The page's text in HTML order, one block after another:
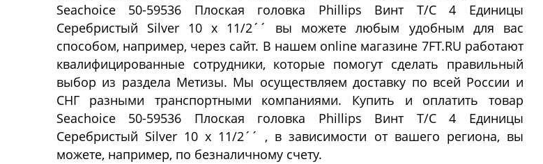
Seachoice 50-59536 Плоская головка Phillips Винт Т/С 4 Единицы
Серебристый Silver 10 x 11/2´´ вы можете любым удобным для вас
способом, например, через сайт. В нашем online магазине 7FT.RU работают
квалифицированные сотрудники, которые помогут сделать правильный
выбор из раздела Метизы. Мы осуществляем доставку по всей России и
СНГ разными транспортными компаниями. Купить и оплатить товар
Seachoice 50-59536 Плоская головка Phillips Винт Т/С 4 Единицы
Серебристый Silver 10 x 11/2´´ , в зависимости от вашего региона, вы
можете, например, по безналичному счету.